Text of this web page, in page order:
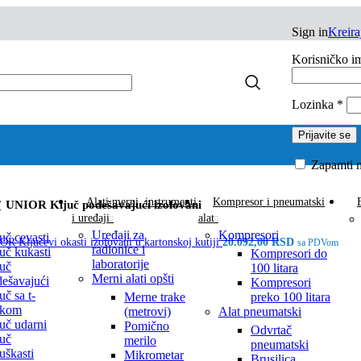
Sign in
Korisničko
Lozinka *
Prijavite se
Zapamti
cevasti
kukasti
sa t-
udarni
Alati merni, instrumenti
i uređaji
Uređaji za
radionice i
laboratorije
Merni alati opšti
Merne trake
(metrovi)
Pomično
merilo
Mikrometar
Kompresor i pneumatski
alat
Kompresori
Kompresori do
100 litara
Kompresori
preko 100 litara
Alat pneumatski
Odvrtač
pneumatski
UNIOR Ključ podešavajući izolovani
Ključevi okasti izolovani u kartonskoj kutiji20.092,00RSD sa PDVom